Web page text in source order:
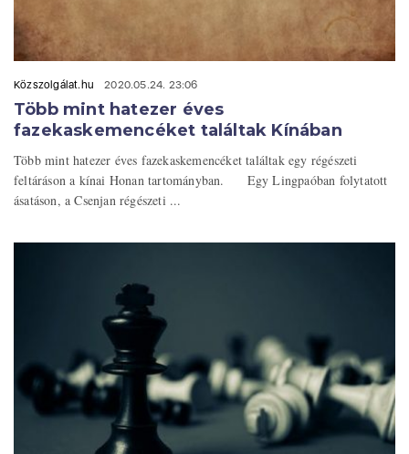
Közszolgálat.hu 2020.05.24. 23:06
Több mint hatezer éves
fazekaskemencéket találtak Kínában
Több mint hatezer éves fazekaskemencéket találtak egy régészeti
feltáráson a kínai Honan tartományban. Egy Lingpaóban folytatott
ásatáson, a Csenjan régészeti ...